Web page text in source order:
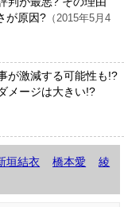
が原因? （2015年5月4
が激減する可能性も!?
メージは大きい!?
垣結衣 橋本愛
綾